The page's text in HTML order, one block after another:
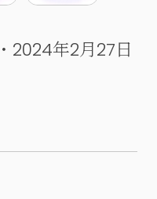
2024年2月27日